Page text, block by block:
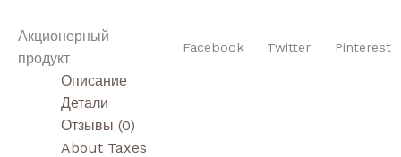
Акционерный
продукт
Facebook Twitter Pinterest
Описание
Детали
Отзывы (0)
About Taxes